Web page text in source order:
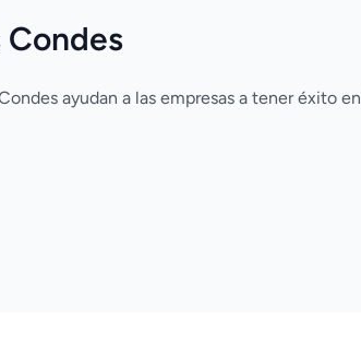
ayudan a las empresas a tener éxito